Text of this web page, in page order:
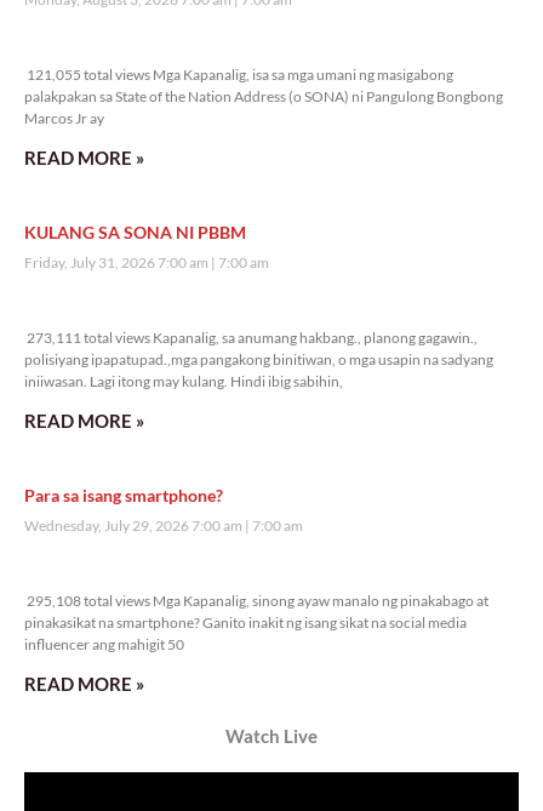
121,055 total views Mga Kapanalig, isa sa mga umani ng masigabong
palakpakan sa State of the Nation Address (o SONA) ni Pangulong Bongbong
Marcos Jr ay
READ MORE »
KULANG SA SONA NI PBBM
Friday, July 31, 2026 7:00 am 7:00 am
273,111 total views Kapanalig, sa anumang hakbang., planong gagawin.,
polisiyang ipapatupad.,mga pangakong binitiwan, o mga usapin na sadyang
iniiwasan. Lagi itong may kulang. Hindi ibig sabihin,
READ MORE »
Para sa isang smartphone?
Wednesday, July 29, 2026 7:00 am 7:00 am
295,108 total views Mga Kapanalig, sinong ayaw manalo ng pinakabago at
pinakasikat na smartphone? Ganito inakit ng isang sikat na social media
influencer ang mahigit 50
READ MORE »
Watch Live